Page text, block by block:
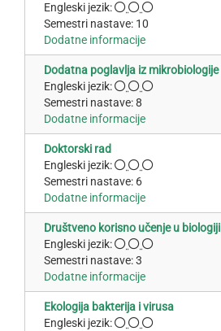
Engleski jezik:
Semestri nastave: 10
Dodatne informacije
Dodatna poglavlja iz mikrobiologije
Engleski jezik:
Semestri nastave: 8
Dodatne informacije
Doktorski rad
Engleski jezik:
Semestri nastave: 6
Dodatne informacije
Društveno korisno učenje u biologiji
Engleski jezik:
Semestri nastave: 3
Dodatne informacije
Ekologija bakterija i virusa
Engleski jezik: